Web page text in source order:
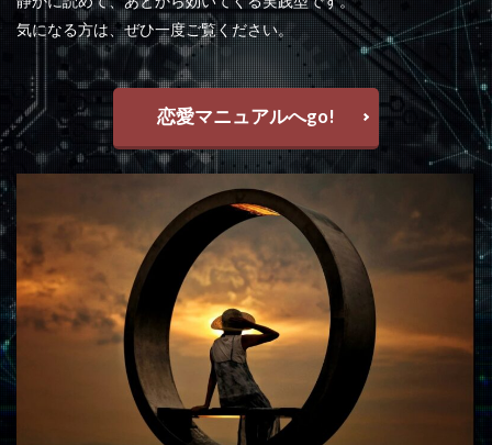
気になる方は、ぜひ一度ご覧ください。
恋愛マニュアルへgo!